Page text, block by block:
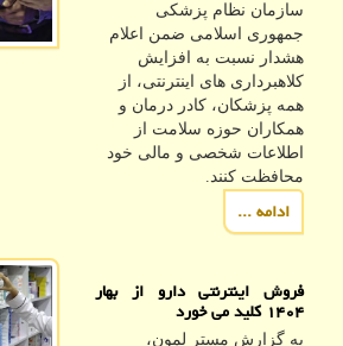
سازمان نظام پزشکی
جمهوری اسلامی ضمن اعلام
هشدار نسبت به افزایش
کلاهبرداری های اینترنتی، از
همه پزشکان، کادر درمان و
همکاران حوزه سلامت از
اطلاعات شخصی و مالی خود
محافظت کنند.
ادامه ...
فروش اینترنتی دارو از بهار
۱۴۰۴ کلید می خورد
به گزارش مستر لمون،